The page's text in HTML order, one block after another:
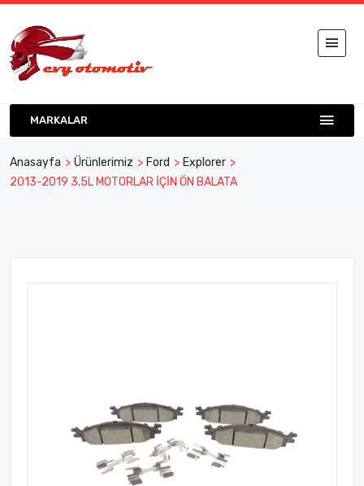
MARKALAR
Anasayfa Ürünlerimiz Ford
Explorer
2013-2019 3.5L MOTORLAR İÇİN ÖN BALATA